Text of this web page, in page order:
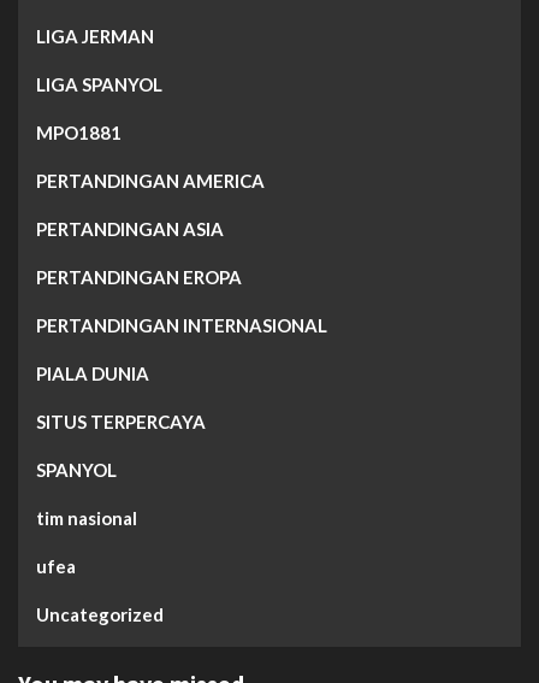
LIGA JERMAN
LIGA SPANYOL
MPO1881
PERTANDINGAN AMERICA
PERTANDINGAN ASIA
PERTANDINGAN EROPA
PERTANDINGAN INTERNASIONAL
PIALA DUNIA
SITUS TERPERCAYA
SPANYOL
tim nasional
ufea
Uncategorized